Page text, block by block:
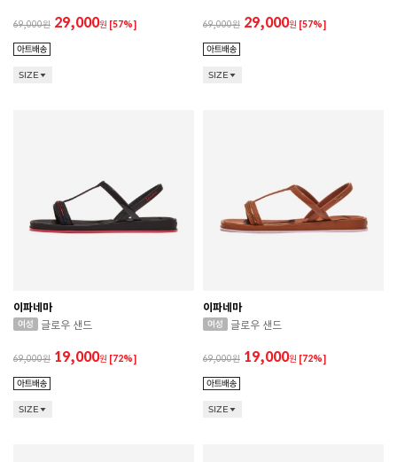
69,000 29,000원 [57%]
SIZE
69,000 29,000원 [57%]
SIZE
이파네마
글로우 샌드
69,000 19,000원 [72%]
SIZE
이파네마
글로우 샌드
69,000 19,000원 [72%]
SIZE